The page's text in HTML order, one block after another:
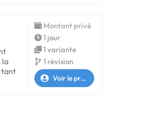
la
tant
Montant privé
1 jour
1 variante
1 révision
Voir le profil